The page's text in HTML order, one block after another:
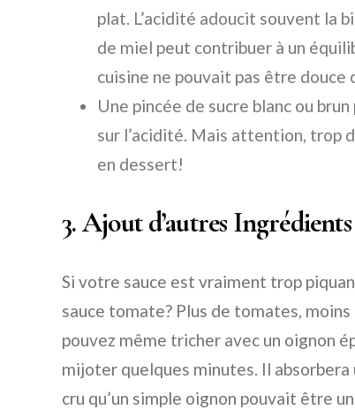
plat. L’acidité adoucit souvent la
de miel peut contribuer à un
cuisine ne pouvait pas être douce
Une pincée de sucre blanc ou
sur l’acidité. Mais attention, trop
en dessert!
3. Ajout d’autres Ingrédients
Si votre sauce est vraiment trop
sauce tomate? Plus de tomates,
pouvez même tricher avec un oignon
mijoter quelques minutes. Il
cru qu’un simple oignon pouvait être